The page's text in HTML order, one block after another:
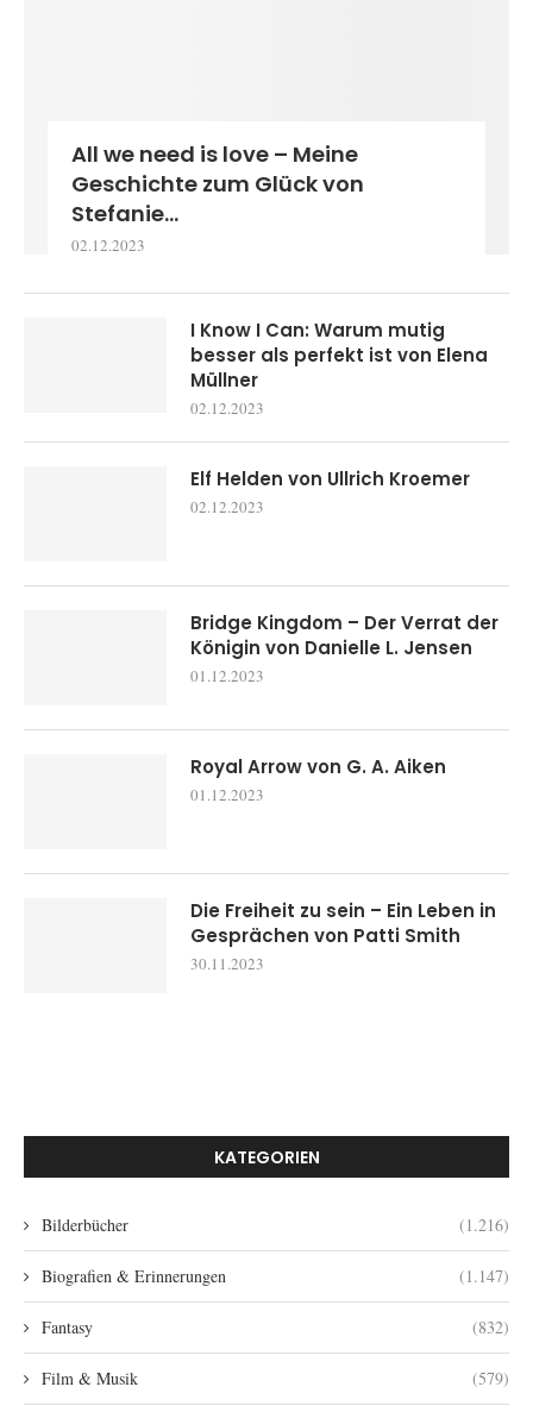
All we need is love – Meine
Geschichte zum Glück von
Stefanie...
02.12.2023
I Know I Can: Warum mutig
besser als perfekt ist von Elena
Müllner
02.12.2023
Elf Helden von Ullrich Kroemer
02.12.2023
Bridge Kingdom – Der Verrat der
Königin von Danielle L. Jensen
01.12.2023
Royal Arrow von G. A. Aiken
01.12.2023
Die Freiheit zu sein – Ein Leben in
Gesprächen von Patti Smith
30.11.2023
KATEGORIEN
Bilderbücher (1.216)
Biografien & Erinnerungen (1.147)
Fantasy (832)
Film & Musik (579)